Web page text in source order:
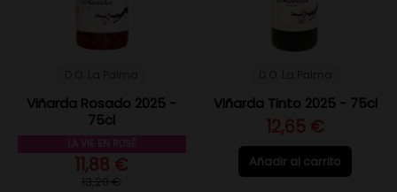
Viñarda Rosado 2025 -
75cl
11,88 €
13,20 €
Viñarda Tinto 2025 - 75cl
12,65 €
Añadir al carrito